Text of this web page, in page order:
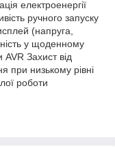
електроенергії
ручного запуску
(напруга,
у щоденному
AVR Захист від
при низькому рівні
роботи